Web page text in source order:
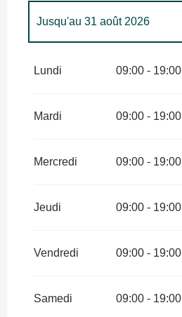
Jusqu'au 31 août 2026
Lundi 09:00 - 19:00
Mardi 09:00 - 19:00
Mercredi 09:00 - 19:00
Jeudi 09:00 - 19:00
Vendredi 09:00 - 19:00
Samedi 09:00 - 19:00